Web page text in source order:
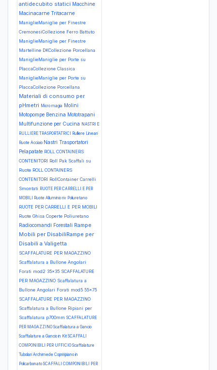
antidecubito statici Macchine
Macinacarne Tritacarne
ManiglieManiglie per Finestre
CremonesiCollezione Ferro Battuto
ManiglieManiglie per Finestre
Martelline DKCollezione Porcellana
ManiglieManiglie per Porte su
PlaccaCollezione Classica
ManiglieManiglie per Porte su
PlaccaCollezione Porcellana
Materiali di consumo per
pHmetri Micro magia Molini
Motopompe Benzina Mototrapani
Multifunzione per Cucina NASTRI E
RULLIERE TRASPORTATRICI Rulliere Lineari
Ruote Acciaio Nastri Trasportatori
Pelapatate ROLL CONTAINERS
CONTENITORI Roll Pak Scaffali su
Ruote ROLL CONTAINERS
CONTENITORI RollContainer Carrelli
Smontati RUOTE PER CARRELLI E PER
MOBILI Ruote Alluminio riv Poliuretano
RUOTE PER CARRELLI E PER MOBILI
Ruote Ghisa Coperte Poliuretano
Radiocomandi Forestali Rampe
Mobili per DisabiliRampe per
Disabili a Valigetta
SCAFFALATURE PER MAGAZZINO
Scaffalatura a Bullone Angolari
Forati mod2 35x35 SCAFFALATURE
PER MAGAZZINO Scaffalatura a
Bullone Angolari Forati mod5 55x75
SCAFFALATURE PER MAGAZZINO
Scaffalatura a Bullone Ripiani per
Scaffalatura p700mm SCAFFALATURE
PER MAGAZZINO Scaffalatura a Gancio
Scaffalature a Gancio in Kit SCAFFALI
COMPONIBILI PER UFFICIO Scaffalature
Tubolari Archimede Copriripiano in
Policarbonato SCAFFALI COMPONIBILI PER